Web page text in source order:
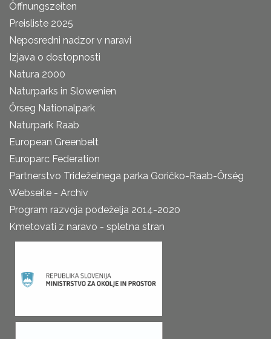
Öffnungszeiten
Preisliste 2025
Neposredni nadzor v naravi
Izjava o dostopnosti
Natura 2000
Naturparks in Slowenien
Őrseg Nationalpark
Naturpark Raab
European Greenbelt
Europarc Federation
Partnerstvo Trideželnega parka Goričko-Raab-Őrség
Webseite - Archiv
Program razvoja podeželja 2014-2020
Kmetovati z naravo - spletna stran